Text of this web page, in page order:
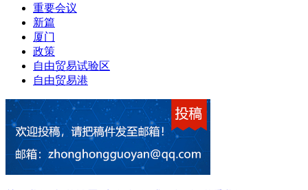
重要会议
新篇
厦门
政策
自由贸易试验区
自由贸易港